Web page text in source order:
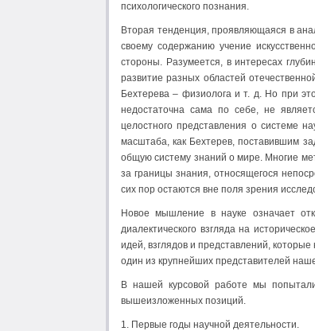
психологического познания.
Вторая тенденция, проявляющаяся в
своему содержанию учение
стороны. Разумеется, в интересах
развитие разных областей
Бехтерева – физиолога и т. д. Но при
недостаточна сама по себе, не
целостного представления о системе
масштаба, как Бехтерев, поставившим
общую систему знаний о мире. Многие
за границы знания, относящегося
сих пор остаются вне поля зрения
Новое мышление в науке означает
диалектического взгляда на
идей, взглядов и представлений,
один из крупнейших представителей
В нашей курсовой работе мы
вышеизложенных позиций.
1. Первые годы научной деятельности.